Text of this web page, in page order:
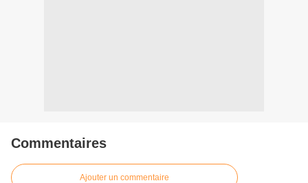
Commentaires
Ajouter un commentaire